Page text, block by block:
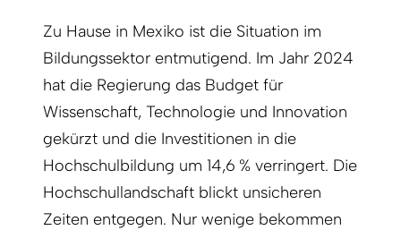
Zu Hause in Mexiko ist die Situation im
Bildungssektor entmutigend. Im Jahr 2024
hat die Regierung das Budget für
Wissenschaft, Technologie und Innovation
gekürzt und die Investitionen in die
Hochschulbildung um 14,6 % verringert. Die
Hochschullandschaft blickt unsicheren
Zeiten entgegen. Nur wenige bekommen